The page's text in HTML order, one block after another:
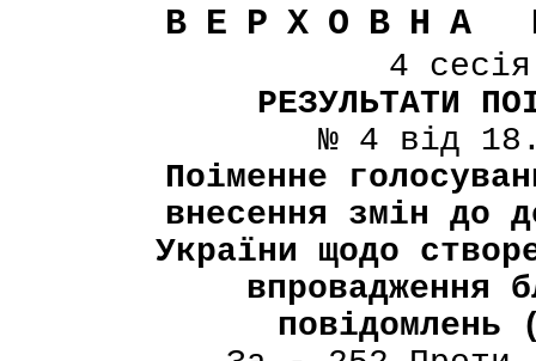
ВЕРХОВНА
4
РЕЗУЛЬТАТИ
№ 4 від
Поіменне
внесення змін до
України щодо
впровадження